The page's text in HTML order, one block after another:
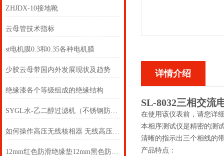
ZHJDX-10接地靴
云母管技术指标
st电机膜0.3和0.35各种电机膜
少胶云母带国内外发展现状及趋势
绝缘漆各个等级组成的绝缘结构
SYGL水-乙二醇过滤机（不锈钢防爆型）
如何操作高压无线核相器 无线高压核相仪两个
12mm红色防滑绝缘垫12mm黑色防滑绝缘垫
详情介绍
SL-8032三相交流
在使用该仪表前，请您详
本相序测试仪是精密的测
清晰的指示出三个相线的
产品特点：